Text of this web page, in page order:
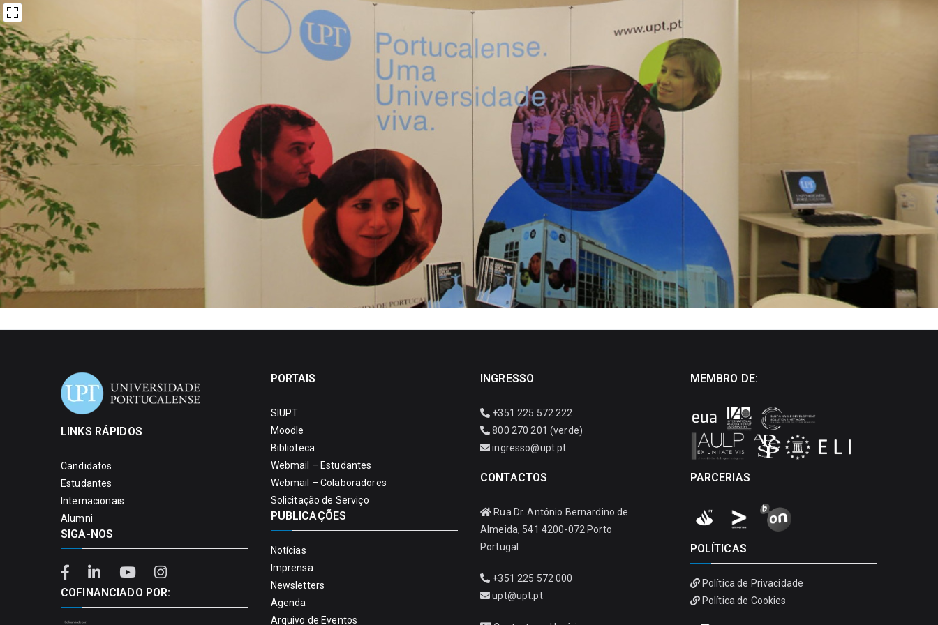
LINKS RÁPIDOS
Candidatos
Estudantes
Internacionais
Alumni
SIGA-NOS
COFINANCIADO POR:
PORTAIS
SIUPT
Moodle
Biblioteca
Webmail – Estudantes
Webmail – Colaboradores
Solicitação de Serviço
PUBLICAÇÕES
Notícias
Imprensa
Newsletters
Agenda
Arquivo de Eventos
INGRESSO
+351 225 572 222
800 270 201 (verde)
ingresso@upt.pt
CONTACTOS
Rua Dr. António Bernardino de
Almeida, 541 4200-072 Porto
Portugal
+351 225 572 000
upt@upt.pt
MEMBRO DE:
PARCERIAS
POLÍTICAS
Política de Privacidade
Política de Cookies